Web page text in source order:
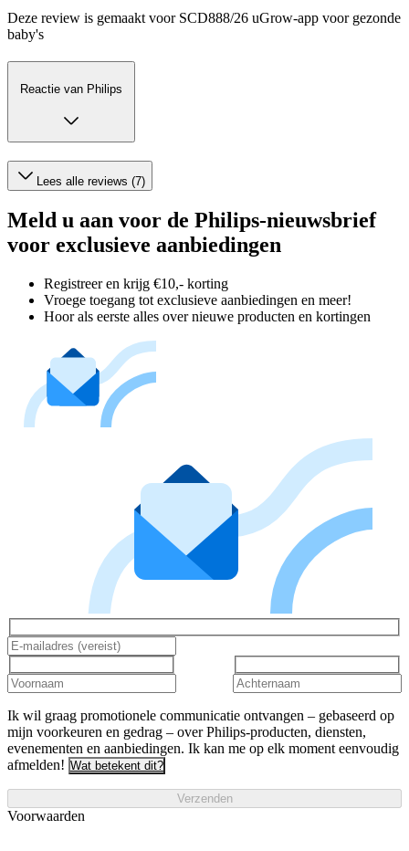
Deze review is gemaakt voor SCD888/26 uGrow-app voor gezonde
baby's
Reactie van Philips
Lees alle reviews (7)
Meld u aan voor de Philips-nieuwsbrief
voor exclusieve aanbiedingen
Registreer en krijg €10,- korting
Vroege toegang tot exclusieve aanbiedingen en meer!
Hoor als eerste alles over nieuwe producten en kortingen
Ik wil graag promotionele communicatie ontvangen – gebaseerd op
mijn voorkeuren en gedrag – over Philips-producten, diensten,
evenementen en aanbiedingen. Ik kan me op elk moment eenvoudig
afmelden! Wat betekent dit?
Verzenden
Voorwaarden